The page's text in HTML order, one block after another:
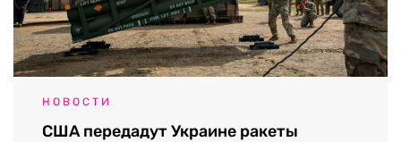
НОВОСТИ
США передадут Украине ракеты